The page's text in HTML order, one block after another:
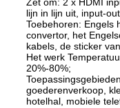
Zet om: 2 x HDMI
lijn in lijn uit, input-
Toebehoren: Engels
convertor, het
kabels, de sticker
Het werk
20%-80%;
goederenverkoop,
hotelhal, mobiele